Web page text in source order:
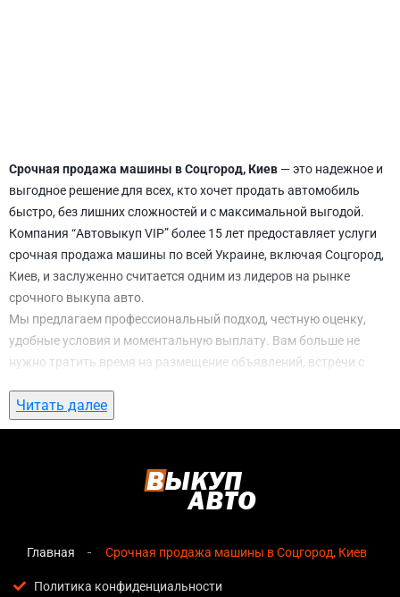
Срочная продажа машины в Соцгород, Киев — это надежное и
выгодное решение для всех, кто хочет продать автомобиль
быстро, без лишних сложностей и с максимальной выгодой.
Компания “Автовыкуп VIP” более 15 лет предоставляет услуги
срочная продажа машины по всей Украине, включая Соцгород,
Киев, и заслуженно считается одним из лидеров на рынке
срочного выкупа авто.
Мы предлагаем профессиональный подход, честную оценку,
удобные условия и моментальную выплату. Вам больше не
нужно тратить время на размещение объявлений, встречи с
ожидание. С нами вы можете
Соцгород, Киеввсего за 1 день.
срочная продажа машины в Соцгород,
Мгновенная оценка— предварительная стоимость
озвучивается сразу после обращения, без скрытых
Читать далее
Главная Срочная продажа машины в Соцгород, Киев
Политика конфиденциальности